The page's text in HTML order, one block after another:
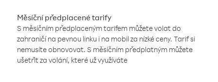
Měsíční předplacené tarify
S měsíčním předplaceným tarifem můžete volat do
zahraničí na pevnou linku i na mobil za nízké ceny. Tarif si
nemusíte obnovovat. S měsíčním předplatným můžete
ušetřit za volání, které už využíváte